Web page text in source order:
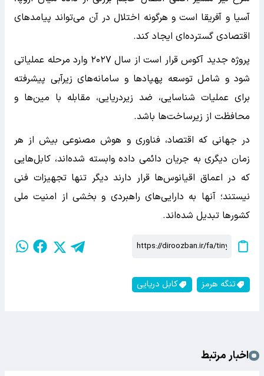
آسیا و آفریقا است و هرگونه اختلال در آن می‌تواند پیامدهای
اقتصادی گسترده‌ای ایجاد کند.
پروژه جدید آکوس قرار است از سال ۲۰۲۷ وارد مرحله عملیاتی
شود و شامل توسعه پهپادها و سامانه‌های زیرآبی پیشرفته
برای عملیات شناسایی، ضد زیردریایی، مقابله با مین‌ها و
محافظت از زیرساخت‌ها باشد.
در جهانی که اقتصاد، فناوری و هوش مصنوعی بیش از هر
زمان دیگری به جریان دائمی داده وابسته شده‌اند، کابل‌هایی
که در اعماق اقیانوس‌ها قرار دارند دیگر تنها تجهیزات فنی
نیستند؛ آنها به دارایی‌های راهبردی و بخشی از امنیت ملی
کشورها تبدیل شده‌اند.
تنگه هرمز کابل دریایی
اخبار مرتبط